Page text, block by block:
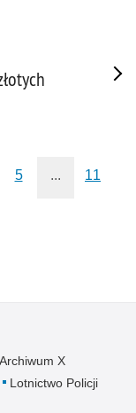
5 ... 11
Archiwum X
Lotnictwo Policji